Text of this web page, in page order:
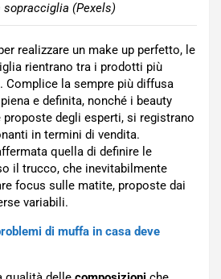
(Pexels)
realizzare un make up perfetto, le
rientrano tra i prodotti più
la sempre più diffusa
e definita, nonché i beauty
proposte degli esperti, si registrano
in termini di vendita.
quella di definire le
il trucco, che inevitabilmente
focus sulle matite, proposte dai
variabili.
di muffa in casa deve